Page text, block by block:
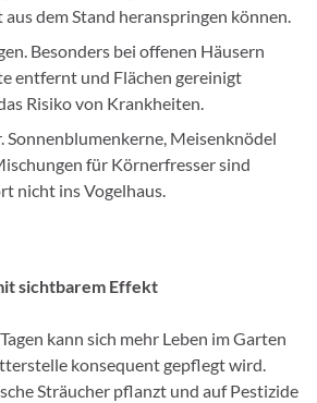
dem Stand heranspringen können.
Besonders bei offenen Häusern
entfernt und Flächen gereinigt
Risiko von Krankheiten.
Sonnenblumenkerne, Meisenknödel
für Körnerfresser sind
nicht ins Vogelhaus.
sichtbarem Effekt
kann sich mehr Leben im Garten
konsequent gepflegt wird.
Sträucher pflanzt und auf Pestizide